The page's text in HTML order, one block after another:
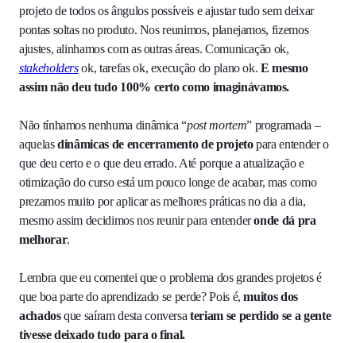
projeto de todos os ângulos possíveis e ajustar tudo sem deixar
pontas soltas no produto. Nos reunimos, planejamos, fizemos
ajustes, alinhamos com as outras áreas. Comunicação ok,
stakeholdersok, tarefas ok, execução do plano ok. E mesmo
assim não deu tudo 100% certo como imaginávamos.
Não tínhamos nenhuma dinâmica “post mortem” programada –
aquelasdinâmicas de encerramento de projetopara entender o
que deu certo e o que deu errado. Até porque a atualização e
otimização do curso está um pouco longe de acabar, mas como
prezamos muito por aplicar as melhores práticas no dia a dia,
mesmo assim decidimos nos reunir para entenderonde dá pra
melhorar.
Lembra que eu comentei que o problema dos grandes projetos é
que boa parte do aprendizado se perde? Pois é,muitos dos
achadosque saíram desta conversateriam se perdido se a gente
tivesse deixado tudo para o final.